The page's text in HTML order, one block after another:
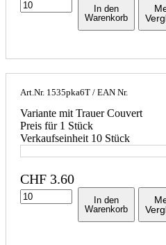
In den
Warenkorb
Art.Nr. 1535pka6T / EAN Nr.
Variante mit Trauer Couvert
Preis für 1 Stück
Verkaufseinheit 10 Stück
CHF 3.60
In den
Warenkorb